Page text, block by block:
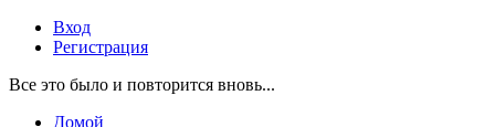
Вход
Регистрация
Все это было и повторится вновь...
Домой